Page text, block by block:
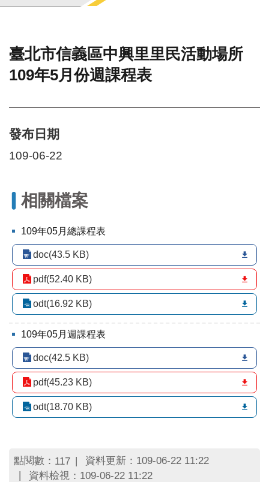
市
門
牌
檢
系
局
文
資
產
臺
市
界
臺
北
市
鄰
長
臺北市信義區中興里里民活動場所
109年5月份週課程表
發布日期
109-06-22
相關檔案
109年05月總課程表
doc(43.5 KB)
pdf(52.40 KB)
odt(16.92 KB)
109年05月週課程表
doc(42.5 KB)
pdf(45.23 KB)
odt(18.70 KB)
點閱數： 117
資料更新：109-06-22 11:22
資料檢視：109-06-22 11:22